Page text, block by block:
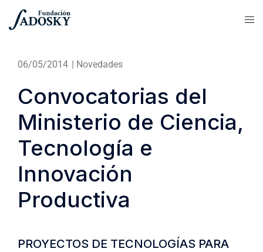
06/05/2014 | Novedades
Convocatorias del
Ministerio de Ciencia,
Tecnología e
Innovación
Productiva
PROYECTOS DE TECNOLOGÍAS PARA